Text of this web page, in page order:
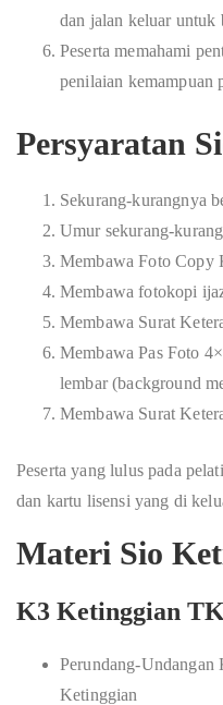
dan jalan keluar
Peserta memahami
penilaian kemampuan
Persyaratan
Sekurang-kurangnya
Umur sekurang-
Membawa Foto Copy
Membawa fotokopi
Membawa Surat
Membawa Pas Foto
lembar (background
Membawa Surat
Peserta yang lulus pada
dan kartu lisensi yang di
Materi Sio
K3 Ketinggian
Perundang-Undangan
Ketinggian